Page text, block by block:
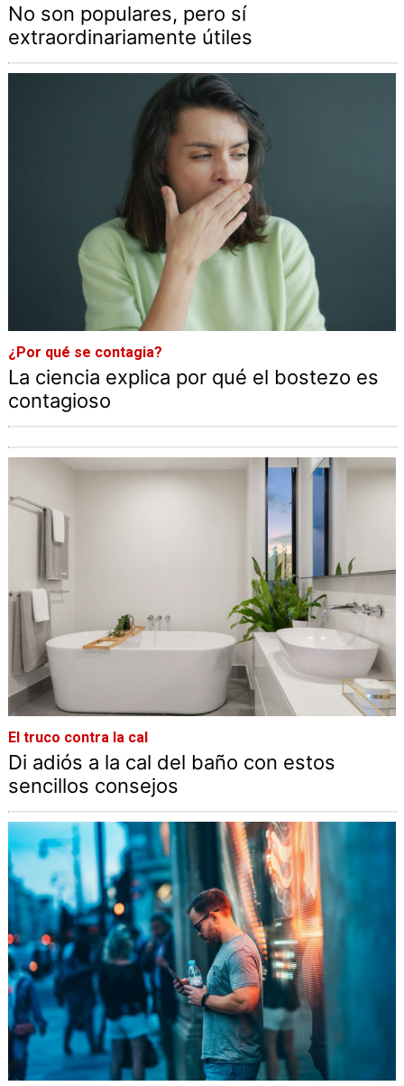
No son populares, pero sí
extraordinariamente útiles
¿Por qué se contagia?
La ciencia explica por qué el bostezo es
contagioso
El truco contra la cal
Di adiós a la cal del baño con estos
sencillos consejos